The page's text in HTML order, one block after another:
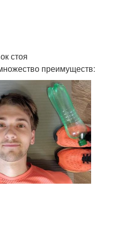
стоя
преимуществ: